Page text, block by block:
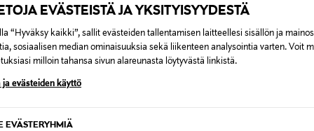
EVÄSTEISTÄ JA YKSITYISYYDESTÄ
“Hyväksy kaikki”, sallit evästeiden tallentamisen laitteellesi sisällön ja
sosiaalisen median ominaisuuksia sekä liikenteen analysointia varten. Voit
milloin tahansa sivun alareunasta löytyvästä linkistä.
ja evästeiden käyttö
EVÄSTERYHMIÄ